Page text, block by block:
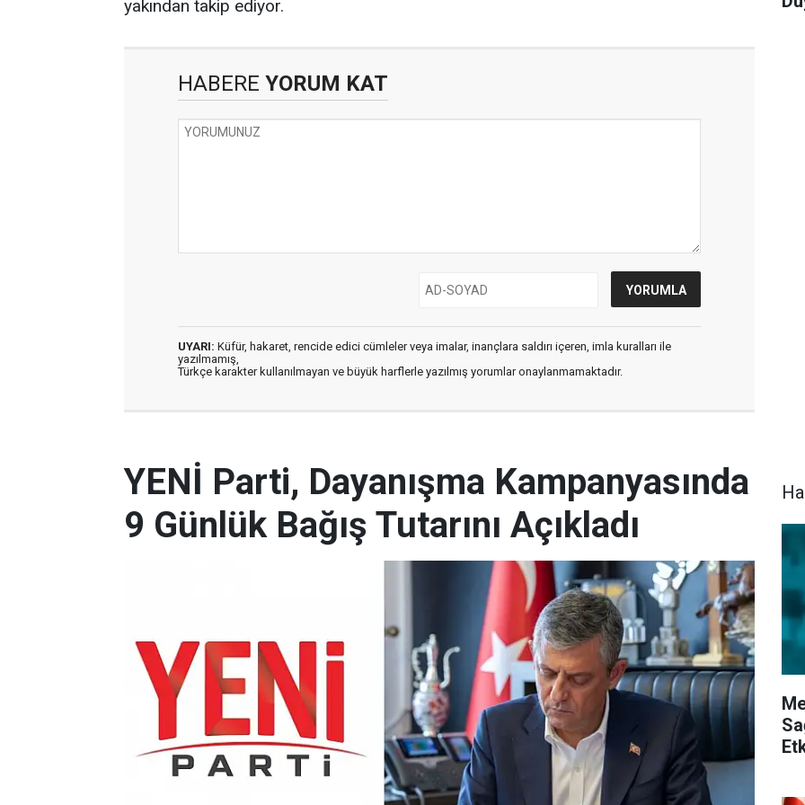
yakından takip ediyor.
HABERE YORUM KAT
UYARI: Küfür, hakaret, rencide edici cümleler veya imalar, inançlara saldırı içeren, imla kuralları ile
yazılmamış,
Türkçe karakter kullanılmayan ve büyük harflerle yazılmış yorumlar onaylanmamaktadır.
YENİ Parti, Dayanışma Kampanyasında
9 Günlük Bağış Tutarını Açıkladı